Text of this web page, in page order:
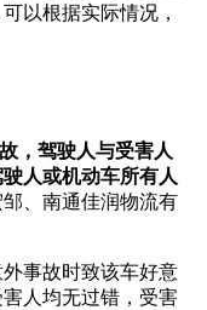
以根据实际情况，
，驾驶人与受害人
人或机动车所有人
、南通佳润物流有
事故时致该车好意
人均无过错，受害